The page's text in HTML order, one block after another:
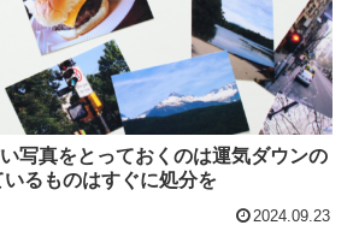
い写真をとっておくのは運気ダウンの
るものはすぐに処分を
2024.09.23